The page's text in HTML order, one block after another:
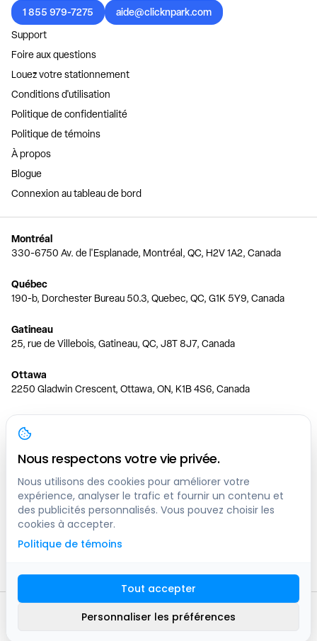
1 855 979-7275
aide@clicknpark.com
Support
Foire aux questions
Louez votre stationnement
Conditions d'utilisation
Politique de confidentialité
Politique de témoins
À propos
Blogue
Connexion au tableau de bord
Montréal
330-6750 Av. de l'Esplanade, Montréal, QC, H2V 1A2, Canada
Québec
190-b, Dorchester Bureau 50.3, Quebec, QC, G1K 5Y9, Canada
Gatineau
25, rue de Villebois, Gatineau, QC, J8T 8J7, Canada
Ottawa
2250 Gladwin Crescent, Ottawa, ON, K1B 4S6, Canada
Toronto
150 Ferrand Dr, 6th Floor, Toronto, ON, M3C 3E5, Canada
Vancouver
1200 W 73rd Ave #1415, Vancouver, BC, V6P 6G5, Canada
Calgary
444 5 Ave SW #400 Calgary, AB, T2P 2T8, Canada
2016 -2026
Plan du site
Nous respectons votre vie privée.
Nous utilisons des cookies pour améliorer votre
expérience, analyser le trafic et fournir un contenu et
des publicités personnalisés. Vous pouvez choisir les
cookies à accepter.
Politique de témoins
Tout accepter
Personnaliser les préférences